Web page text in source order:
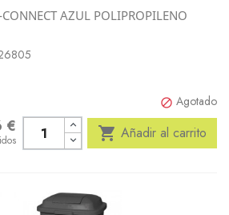
AZUL POLIPROPILENO
 Agotado
€  Añadir al carrito